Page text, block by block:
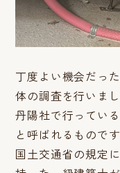
丁度よい機会だっ
体の調査を行いまし
丹陽社で行ってい
と呼ばれるものです
国土交通省の規定